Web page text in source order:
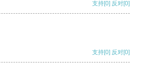
支持[0] 反对[0]
支持[0] 反对[0]